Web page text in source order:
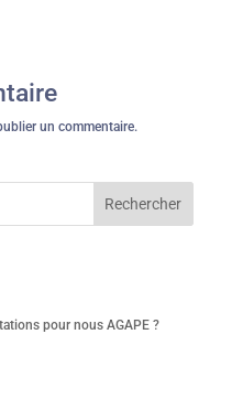
un commentaire.
pour nous AGAPE ?